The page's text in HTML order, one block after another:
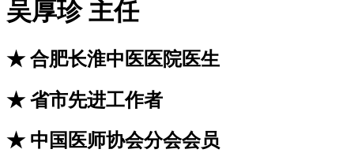
吴厚珍主任
★合肥长淮中医医院医生
★省市先进工作者
★中国医师协会分会会员